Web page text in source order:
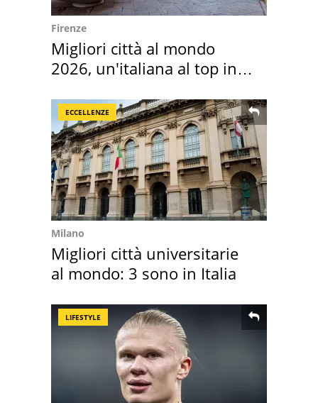
Firenze
Migliori città al mondo
2026, un'italiana al top in
ECCELLENZE
Milano
Migliori città universitarie
al mondo: 3 sono in Italia
LIFESTYLE